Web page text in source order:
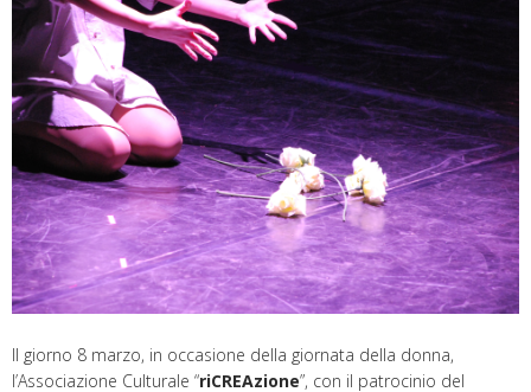
Il giorno 8 marzo, in occasione della giornata della donna,
l’Associazione Culturale “riCREAzione”, con il patrocinio del